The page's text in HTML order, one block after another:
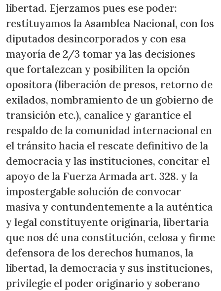
libertad. Ejerzamos pues ese poder:
restituyamos la Asamblea Nacional, con los
diputados desincorporados y con esa
mayoría de 2/3 tomar ya las decisiones
que fortalezcan y posibiliten la opción
opositora (liberación de presos, retorno de
exilados, nombramiento de un gobierno de
transición etc.), canalice y garantice el
respaldo de la comunidad internacional en
el tránsito hacia el rescate definitivo de la
democracia y las instituciones, concitar el
apoyo de la Fuerza Armada art. 328. y la
impostergable solución de convocar
masiva y contundentemente a la auténtica
y legal constituyente originaria, libertaria
que nos dé una constitución, celosa y firme
defensora de los derechos humanos, la
libertad, la democracia y sus instituciones,
privilegie el poder originario y soberano